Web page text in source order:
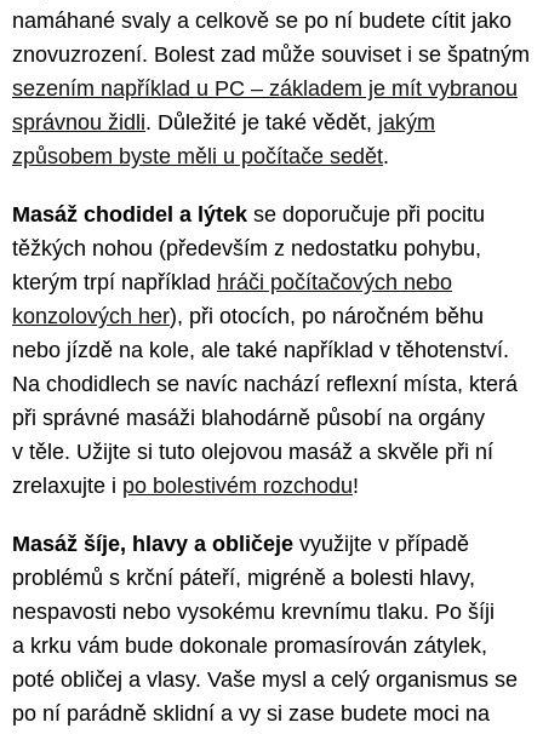
namáhané svaly a celkově se po ní budete cítit jako
znovuzrození. Bolest zad může souviset i se špatným
sezením například u PC – základem je mít vybranou
správnou židli. Důležité je také vědět, jakým
způsobem byste měli u počítače sedět.
Masáž chodidel a lýtek se doporučuje při pocitu
těžkých nohou (především z nedostatku pohybu,
kterým trpí například hráči počítačových nebo
konzolových her), při otocích, po náročném běhu
nebo jízdě na kole, ale také například v těhotenství.
Na chodidlech se navíc nachází reflexní místa, která
při správné masáži blahodárně působí na orgány
v těle. Užijte si tuto olejovou masáž a skvěle při ní
zrelaxujte i po bolestivém rozchodu!
Masáž šíje, hlavy a obličeje využijte v případě
problémů s krční páteří, migréně a bolesti hlavy,
nespavosti nebo vysokému krevnímu tlaku. Po šíji
a krku vám bude dokonale promasírován zátylek,
poté obličej a vlasy. Vaše mysl a celý organismus se
po ní parádně sklidní a vy si zase budete moci na